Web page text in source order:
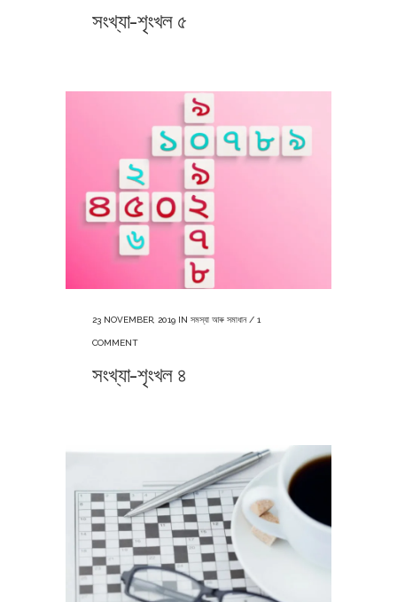
সংখ্যা-শৃংখল ৫
23 NOVEMBER, 2019 IN সমস্যা আৰু সমাধান/ 1
COMMENT
সংখ্যা-শৃংখল ৪